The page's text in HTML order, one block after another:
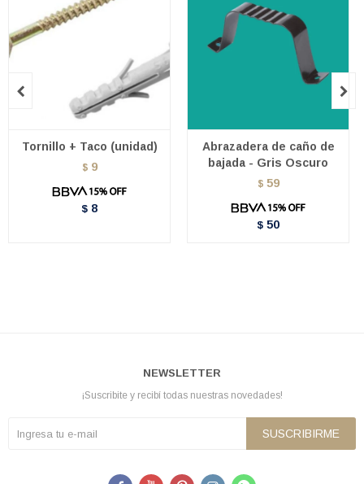
Tornillo + Taco (unidad)
$ 9
$ 8
Abrazadera de caño de
bajada - Gris Oscuro
$ 59
$ 50
 
NEWSLETTER
¡Suscribite y recibí todas nuestras novedades!
SUSCRIBIRME